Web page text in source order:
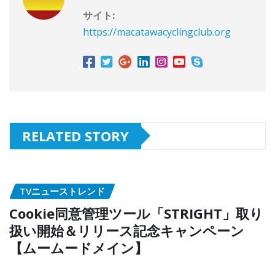
サイト:
https://macatawacyclingclub.org
RELATED STORY
TVニューストレンド
Cookie同意管理ツール「STRIGHT」取り
扱い開始＆リリース記念キャンペーン
【ムームードメイン】